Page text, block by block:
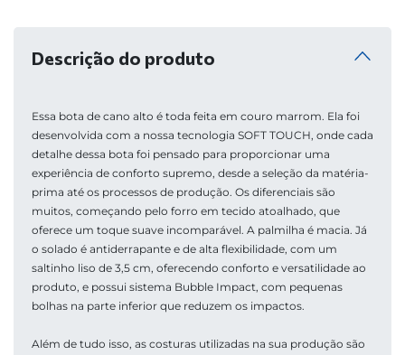
Descrição do produto
Essa bota de cano alto é toda feita em couro marrom. Ela foi
desenvolvida com a nossa tecnologia SOFT TOUCH, onde cada
detalhe dessa bota foi pensado para proporcionar uma
experiência de conforto supremo, desde a seleção da matéria-
prima até os processos de produção. Os diferenciais são
muitos, começando pelo forro em tecido atoalhado, que
oferece um toque suave incomparável. A palmilha é macia. Já
o solado é antiderrapante e de alta flexibilidade, com um
saltinho liso de 3,5 cm, oferecendo conforto e versatilidade ao
produto, e possui sistema Bubble Impact, com pequenas
bolhas na parte inferior que reduzem os impactos.
Além de tudo isso, as costuras utilizadas na sua produção são